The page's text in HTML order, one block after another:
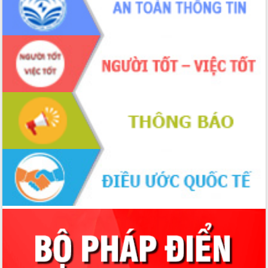
ứng để giữ vững thị trường xuất khẩu
Diễn đàn Kinh tế tư nhân Việt Nam đột
phá cơ chế - Hợp tác công tư
Đề án 06 tạo bước ngoặt đột phá trong
cải cách hành chính tỉnh Đắk Lắk
Kết nối tour, đẩy mạnh chuyển đổi số
để phát triển du lịch Đắk Lắk
Khởi động Dự án Đầu tư xây dựng hạ
tầng kỹ thuật Cụm công nghiệp Tân
Gặp mặt các cơ quan báo chí nhân Kỷ
niệm 101 năm Ngày Báo chí Cách
mạng Việt Nam
Đắk Lắk sơ kết 4 năm triển khai thực
hiện Đề án 06 của Chính phủ
Họp báo thông tin về Hội nghị Công bố
Quy hoạch và Xúc tiến đầu tư tỉnh Đắk
Khơi thông điểm nghẽn, đẩy nhanh
giải ngân vốn khắc phục thiên tai